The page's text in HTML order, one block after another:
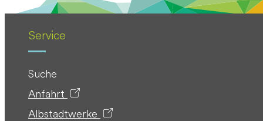
Service
Suche
Anfahrt
Albstadtwerke